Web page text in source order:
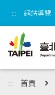
::: 網站導覽
::: 首頁